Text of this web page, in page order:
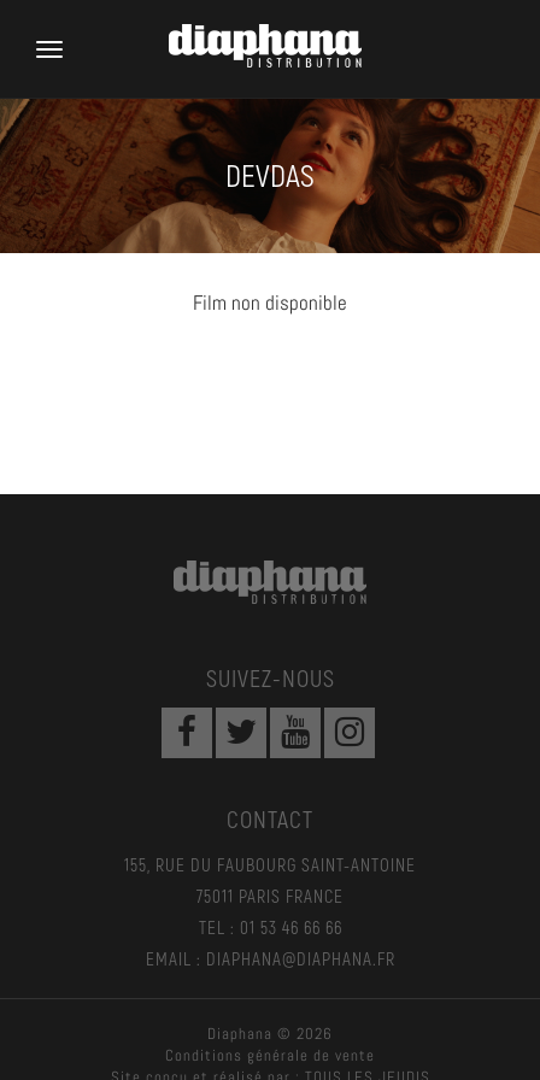
Toggle
DEVDAS
Film non disponible
SUIVEZ-NOUS
CONTACT
155, RUE DU FAUBOURG SAINT-ANTOINE
75011 PARIS FRANCE
TEL : 01 53 46 66 66
EMAIL : DIAPHANA@DIAPHANA.FR
Diaphana © 2026
Conditions générale de vente